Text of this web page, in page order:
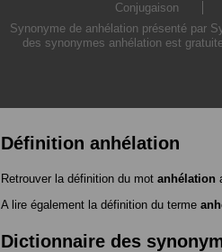
Conjugaison
Synonyme de anhélation présenté par
des synonymes anhélation est
Définition anhélation
Retrouver la définition du mot anhélation
A lire également la définition du terme
Dictionnaire des